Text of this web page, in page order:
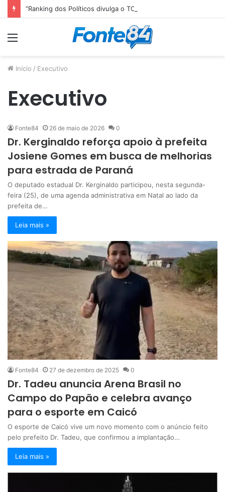
Início / Executivo
Executivo
Fonte84 26 de maio de 2026 0
Dr. Kerginaldo reforça apoio à prefeita
Josiene Gomes em busca de melhorias
para estrada de Paraná
O deputado estadual Dr. Kerginaldo participou, nesta segunda-
feira (25), de uma agenda administrativa em Natal ao lado da
prefeita de…
Leia mais »
Fonte84 27 de dezembro de 2025 0
Dr. Tadeu anuncia Arena Brasil no
Campo do Papão e celebra avanço
para o esporte em Caicó
O esporte de Caicó vive um novo momento com o anúncio feito
pelo prefeito Dr. Tadeu, que confirmou a implantação…
Leia mais »